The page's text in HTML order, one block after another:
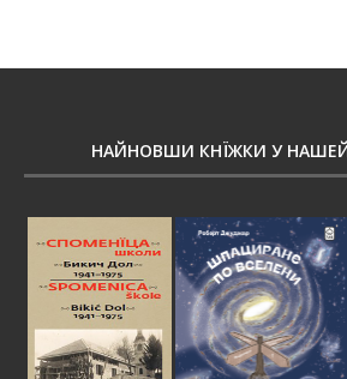
НАЙНОВШИ КНЇЖКИ У НАШЕЙ